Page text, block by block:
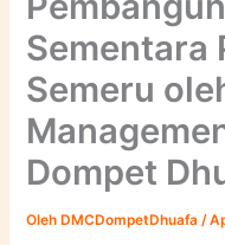
Sementara
Semeru
Dompet
Oleh DMCDompetDhuafa/